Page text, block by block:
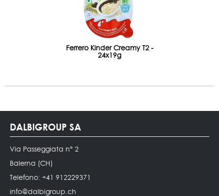
Ferrero Kinder Creamy T2 -
24x19g
DALBIGROUP SA
Via Passeggiata n° 2
Balerna (CH)
Telefono: +41 912229371
info@dalbigroup.ch